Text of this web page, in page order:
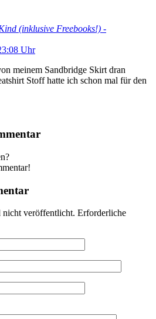
(inklusive Freebooks!) -
Uhr
meinem Sandbridge Skirt dran
Stoff hatte ich schon mal für den
veröffentlicht. Erforderliche